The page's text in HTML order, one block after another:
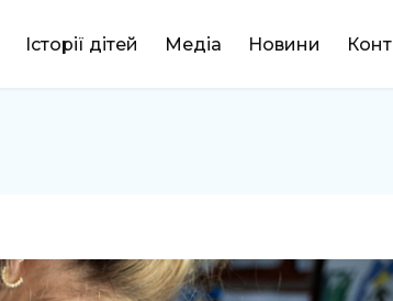
Історії дітей Медіа Новини
DONATE